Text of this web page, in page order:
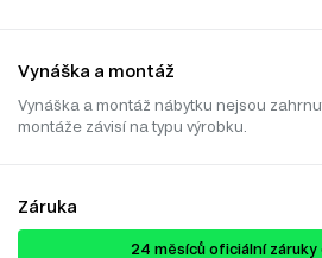
Vynáška a montáž
Vynáška a montáž nábytku nejsou
montáže závisí na typu výrobku.
Záruka
24 ​​​​měsíců oficiální záruky